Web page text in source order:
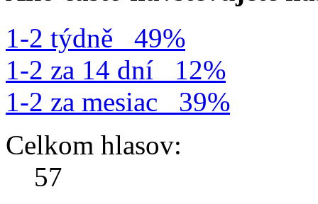
1-2 týdně
49%
1-2 za 14 dní
12%
1-2 za mesiac
39%
Celkom hlasov:
57